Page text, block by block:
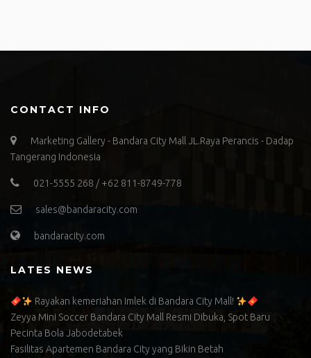
CONTACT INFO
Marketing Gallery - Bandara City Mall JL.Raya Perancis - Dadap
Tangerang Indonesia
021-5555 268 / +62 811-8749-778
sales@bandaracity.com
bandaracity.com
LATES NEWS
Rayakan kemeriahan Imlek di Bandara City Mall!
Zeyya Mini Soccer Bandara City Mall Resmi Dibuka, Spot Baru
Pecinta Bola Jabodetabek
Fasilitas Apartemen Bandara City yang Bikin Betah